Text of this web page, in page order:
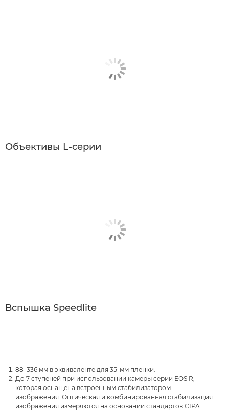
Объективы L-серии
Вспышка Speedlite
88–336 мм в эквиваленте для 35-мм пленки.
До 7 ступеней при использовании камеры серии EOS R,
которая оснащена встроенным стабилизатором
изображения. Оптическая и комбинированная стабилизация
изображения измеряются на основании стандартов CIPA.